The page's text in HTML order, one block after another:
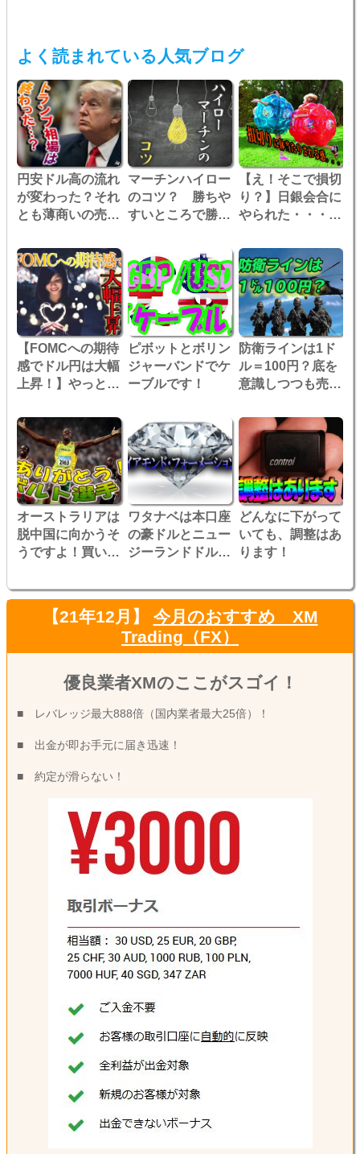
よく読まれている人気ブログ
円安ドル高の流れ
が変わった？それ
とも薄商いの売り
マーチンハイロー
のコツ？ 勝ちや
すいところで勝ち
【え！そこで損切
り？】日銀会合に
やられた・・・
い・・・
【FOMCへの期待
感でドル円は大幅
上昇！】やっと上
か？
ピボットとボリン
ジャーバンドでケ
ーブルです！
防衛ラインは1ド
ル＝100円？底を
意識しつつも売り
オーストラリアは
脱中国に向かうそ
うですよ！買いで
ワタナベは本口座
の豪ドルとニュー
ジーランドドルに
す！
どんなに下がって
いても、調整はあ
ります！
【21年12月】 今月のおすすめ XM
Trading（FX）
優良業者XMのここがスゴイ！
■ レバレッジ最大888倍（国内業者最大25倍）！
■ 出金が即お手元に届き迅速！
■ 約定が滑らない！